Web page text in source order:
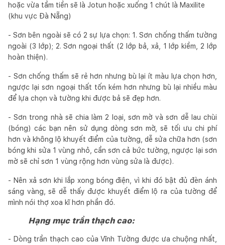
hoặc vừa tầm tiền sẽ là Jotun hoặc xuống 1 chút là Maxilite
(khu vực Đà Nẵng)
- Sơn bên ngoài sẽ có 2 sự lựa chọn: 1. Sơn chống thấm tường
ngoài (3 lớp); 2. Sơn ngoại thất (2 lớp bả, xả, 1 lớp kiềm, 2 lớp
hoàn thiện).
- Sơn chống thấm sẽ rẻ hơn nhưng bù lại ít màu lựa chọn hơn,
ngược lại sơn ngoại thất tốn kém hơn nhưng bù lại nhiều màu
để lựa chọn và tường khi được bả sẽ đẹp hơn.
- Sơn trong nhà sẽ chia làm 2 loại, sơn mờ và sơn dễ lau chùi
(bóng) các bạn nên sử dụng dòng sơn mờ, sẽ tối ưu chi phí
hơn và không lộ khuyết điểm của tường, dễ sửa chữa hơn (sơn
bóng khi sửa 1 vùng nhỏ, cần sơn cả bức tường, ngược lại sơn
mờ sẽ chỉ sơn 1 vùng rộng hơn vùng sửa là được).
- Nên xả sơn khi lắp xong bóng điện, vì khi đó bật đủ đèn ánh
sáng vàng, sẽ dễ thấy được khuyết điểm lộ ra của tường để
mình nói thợ xoa kĩ hơn phần đó.
Hạng mục trần thạch cao:
- Dòng trần thạch cao của Vĩnh Tường được ưa chuộng nhất,